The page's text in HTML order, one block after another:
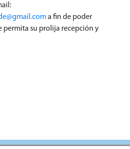
a fin de poder
permita su prolija recepción y